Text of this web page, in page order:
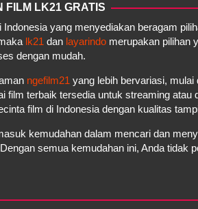
FILM LK21 GRATIS
yang menyediakan beragam
lk21 dan layarindo merupakan pilihan
dengan mudah.
ngefilm21 yang lebih bervariasi, mulai
film terbaik tersedia untuk streaming atau
film di Indonesia dengan kualitas
kemudahan dalam mencari dan
semua kemudahan ini, Anda tidak